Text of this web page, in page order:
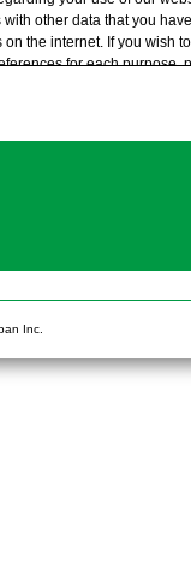
other data that you
the internet. If you wish
for each purpose,
Inc.